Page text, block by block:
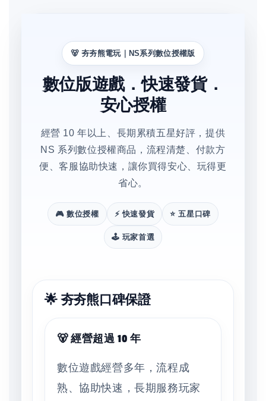
🐻 夯夯熊電玩｜NS系列數位授權版
數位版遊戲．快速發貨．
安心授權
經營 10 年以上、長期累積五星好評，提供
NS 系列數位授權商品，流程清楚、付款方
便、客服協助快速，讓你買得安心、玩得更
省心。
🎮 數位授權 ⚡ 快速發貨 ⭐ 五星口碑
🕹️ 玩家首選
🌟 夯夯熊口碑保證
🐻 經營超過 10 年
數位遊戲經營多年，流程成
熟、協助快速，長期服務玩家